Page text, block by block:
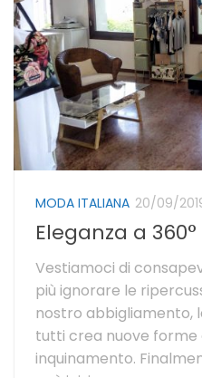
MODA ITALIANA 20/09/
Eleganza a 360°
Vestiamoci di
più ignorare le
nostro abbigliamento,
tutti crea nuove
inquinamento.